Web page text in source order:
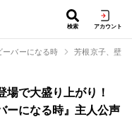
検索 アカウント
ーバーになる時 芳根京子、壁
場で大盛り上がり！
ーになる時』主人公声